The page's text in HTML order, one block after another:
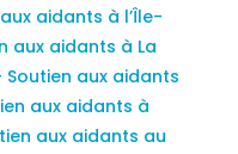
aidants à l’Île-
aux aidants à La
Soutien aux aidants
aux aidants à
aux aidants au